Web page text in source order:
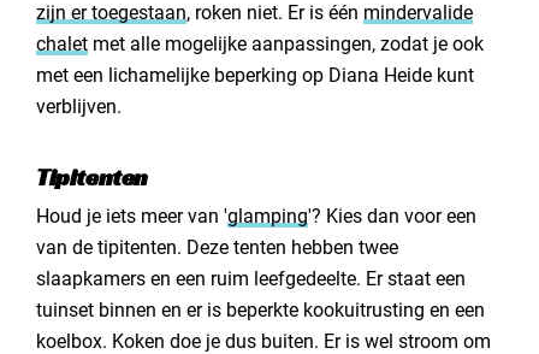
zijn er toegestaan, roken niet. Er is één mindervalide
chalet met alle mogelijke aanpassingen, zodat je ook
met een lichamelijke beperking op Diana Heide kunt
verblijven.
Tipitenten
Houd je iets meer van 'glamping'? Kies dan voor een
van de tipitenten. Deze tenten hebben twee
slaapkamers en een ruim leefgedeelte. Er staat een
tuinset binnen en er is beperkte kookuitrusting en een
koelbox. Koken doe je dus buiten. Er is wel stroom om